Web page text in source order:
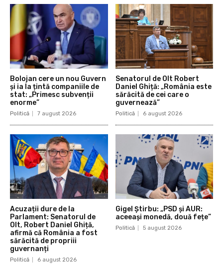
Bolojan cere un nou Guvern
și ia la țintă companiile de
stat: „Primesc subvenții
enorme”
Politică 7 august 2026
Senatorul de Olt Robert
Daniel Ghiță: „România este
sărăcită de cei care o
guvernează”
Politică 6 august 2026
Acuzații dure de la
Parlament: Senatorul de
Olt, Robert Daniel Ghiță,
afirmă că România a fost
sărăcită de propriii
guvernanți
Politică 6 august 2026
Gigel Știrbu: „PSD și AUR:
aceeași monedă, două fețe”
Politică 5 august 2026